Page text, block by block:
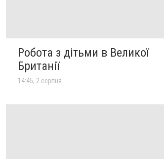
Робота з дітьми в Великої
Британії
14:45, 2 серпня